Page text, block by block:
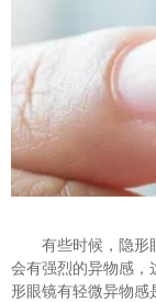
有些时候，隐形
会有强烈的异物感，
形眼镜有轻微异物感